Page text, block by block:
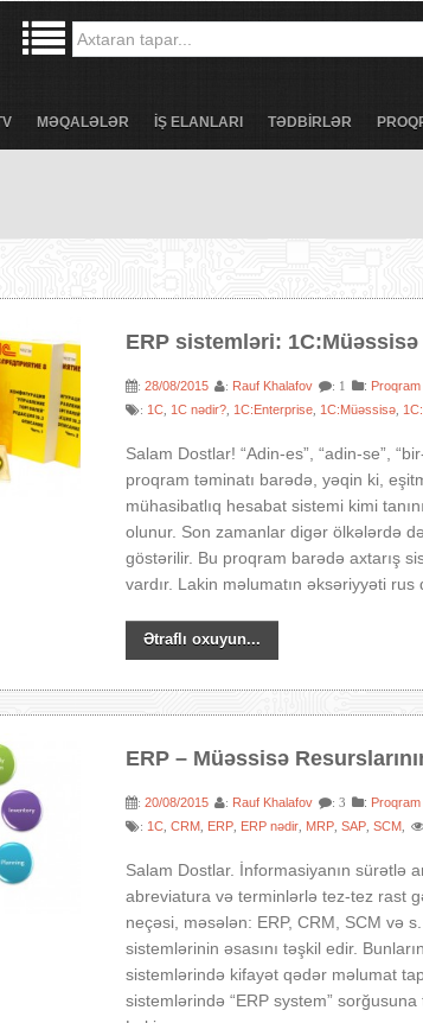
MƏQALƏLƏR İŞ ELANLARI TƏDBİRLƏR
ERP sistemləri: 1C:Müəssisə
:28/08/2015 : Rauf Khalafov : 1 : Proqram
: 1C 1C nədir? 1C:Enterprise 1C:Müəssisə
Salam Dostlar! “Adin-es”, “adin-se”,
proqram təminatı barədə, yəqin ki,
mühasibatlıq hesabat sistemi kimi
olunur. Son zamanlar digər ölkələrdə
göstərilir. Bu proqram barədə axtarış
vardır. Lakin məlumatın əksəriyyəti rus
Ətraflı oxuyun...
ERP – Müəssisə
:20/08/2015 : Rauf Khalafov : 3 : Proqram
: 1C ,CRM ERP ERP nədir MRP ,SAP ,SCM
Salam Dostlar. İnformasiyanın sürətlə
abreviatura və terminlərlə tez-tez rast
neçəsi, məsələn: ERP, CRM, SCM və
sistemlərinin əsasını təşkil edir.
sistemlərində kifayət qədər məlumat
sistemlərində “ERP system”